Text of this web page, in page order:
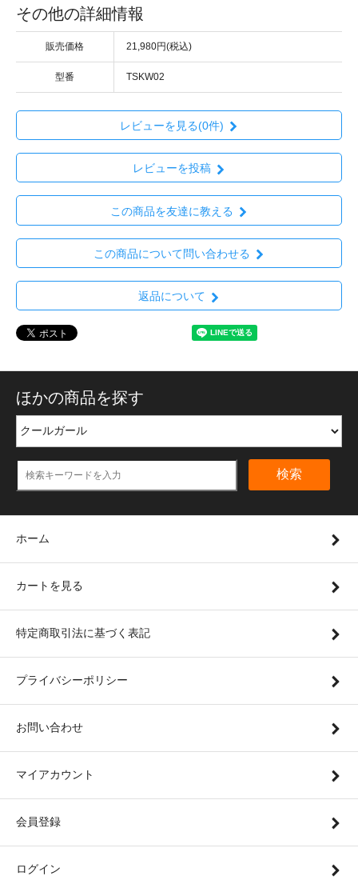
その他の詳細情報
販売価格 21,980円(税込)
型番 TSKW02
レビューを見る(0件)
レビューを投稿
この商品を友達に教える
この商品について問い合わせる
返品について
ほかの商品を探す
検索
ホーム
カートを見る
特定商取引法に基づく表記
プライバシーポリシー
お問い合わせ
マイアカウント
会員登録
ログイン